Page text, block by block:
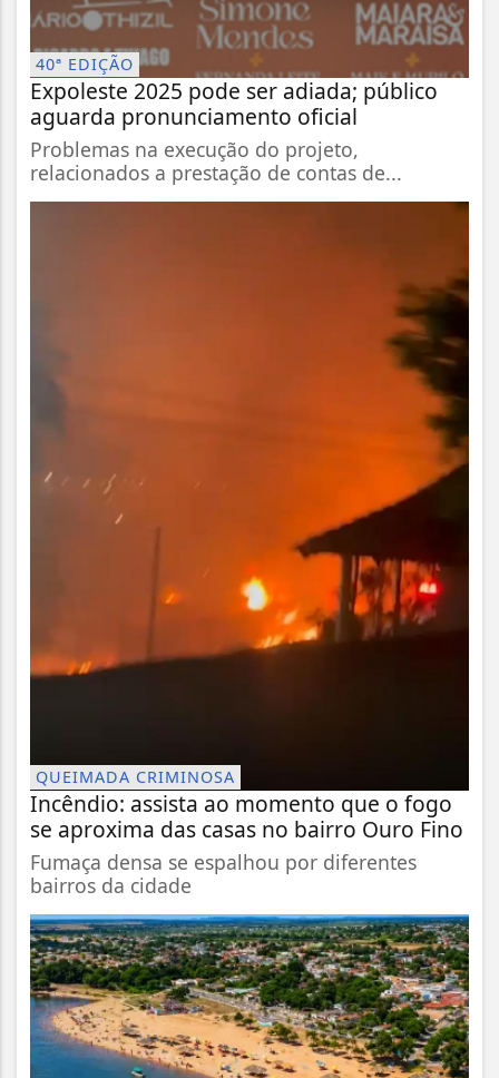
40ª EDIÇÃO
Expoleste 2025 pode ser adiada; público
aguarda pronunciamento oficial
Problemas na execução do projeto,
relacionados a prestação de contas de...
QUEIMADA CRIMINOSA
Incêndio: assista ao momento que o fogo
se aproxima das casas no bairro Ouro Fino
Fumaça densa se espalhou por diferentes
bairros da cidade